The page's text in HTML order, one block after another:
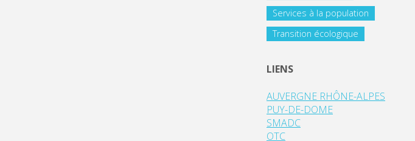
Services à la population
Transition écologique
LIENS
AUVERGNE RHÔNE-ALPES
PUY-DE-DOME
SMADC
OTC